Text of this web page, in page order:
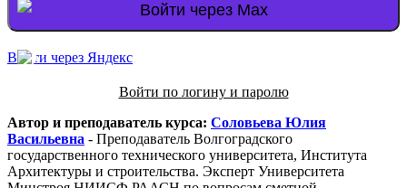
Войти через Max
Войти через Яндекс
Войти по логину и паролю
Автор и преподаватель курса: Соловьева Юлия
Васильевна - Преподаватель Волгоградского
государственного технического университета, Института
Архитектуры и строительства. Эксперт Университета